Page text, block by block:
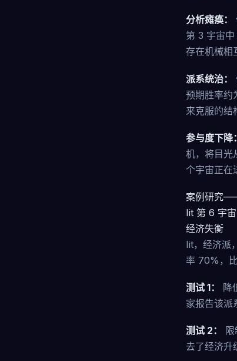
分析瘫痪：
第 3 宇宙
存在机械相
派系统治：
预期胜率约
来克服的结
参与度下降：
机，将目光
个宇宙正在
案例研究
Iit 第 6 宇
经济失衡
Iit，经济派
率 70%，
测试 1：
降
家报告该派
测试 2：
去了经济升